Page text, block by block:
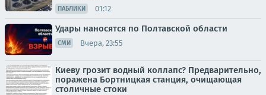
ПАБЛИКИ 01:12
Удары наносятся по Полтавской области
СМИ Вчера, 23:55
Киеву грозит водный коллапс? Предварительно,
поражена Бортницкая станция, очищающая
столичные стоки